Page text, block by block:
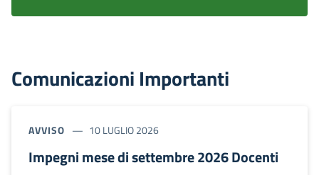
Comunicazioni Importanti
AVVISO 10 LUGLIO 2026
Impegni mese di settembre 2026 Docenti